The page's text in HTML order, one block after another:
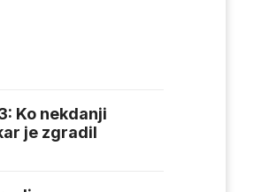
Ko nekdanji
je zgradil